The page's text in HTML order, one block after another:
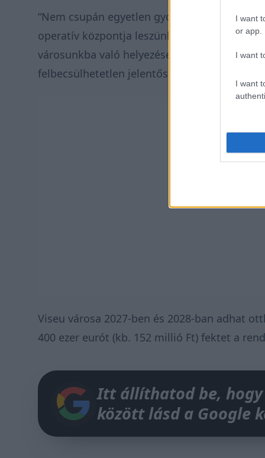
I want
or app.
I want
I want
“Nem csupán egyetlen gyorsasági
operatív központja leszünk – mondta Joao
városunkba való helyezése nagy hatást
felbecsülhetetlen jelentőséggel bír.”
Viseu városa 2027-ben és 2028-ban adhat
400 ezer eurót (kb. 152 millió Ft) fektet a
Itt állíthatod be, hogy
között lásd a Google